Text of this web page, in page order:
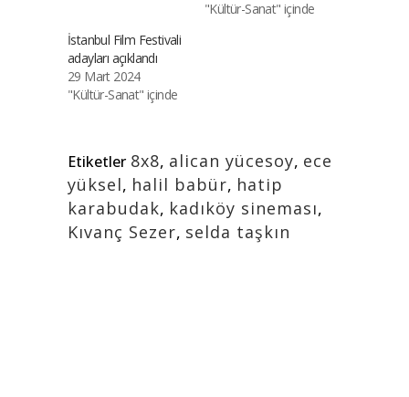
"Kültür-Sanat" içinde
İstanbul Film Festivali
adayları açıklandı
29 Mart 2024
"Kültür-Sanat" içinde
Etiketler 8x8, alican yücesoy, ece
yüksel, halil babür, hatip
karabudak, kadıköy sineması,
Kıvanç Sezer, selda taşkın